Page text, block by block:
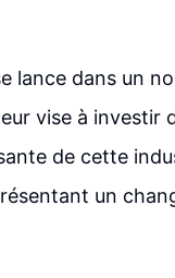
lance dans un
vise à investir
de cette
un